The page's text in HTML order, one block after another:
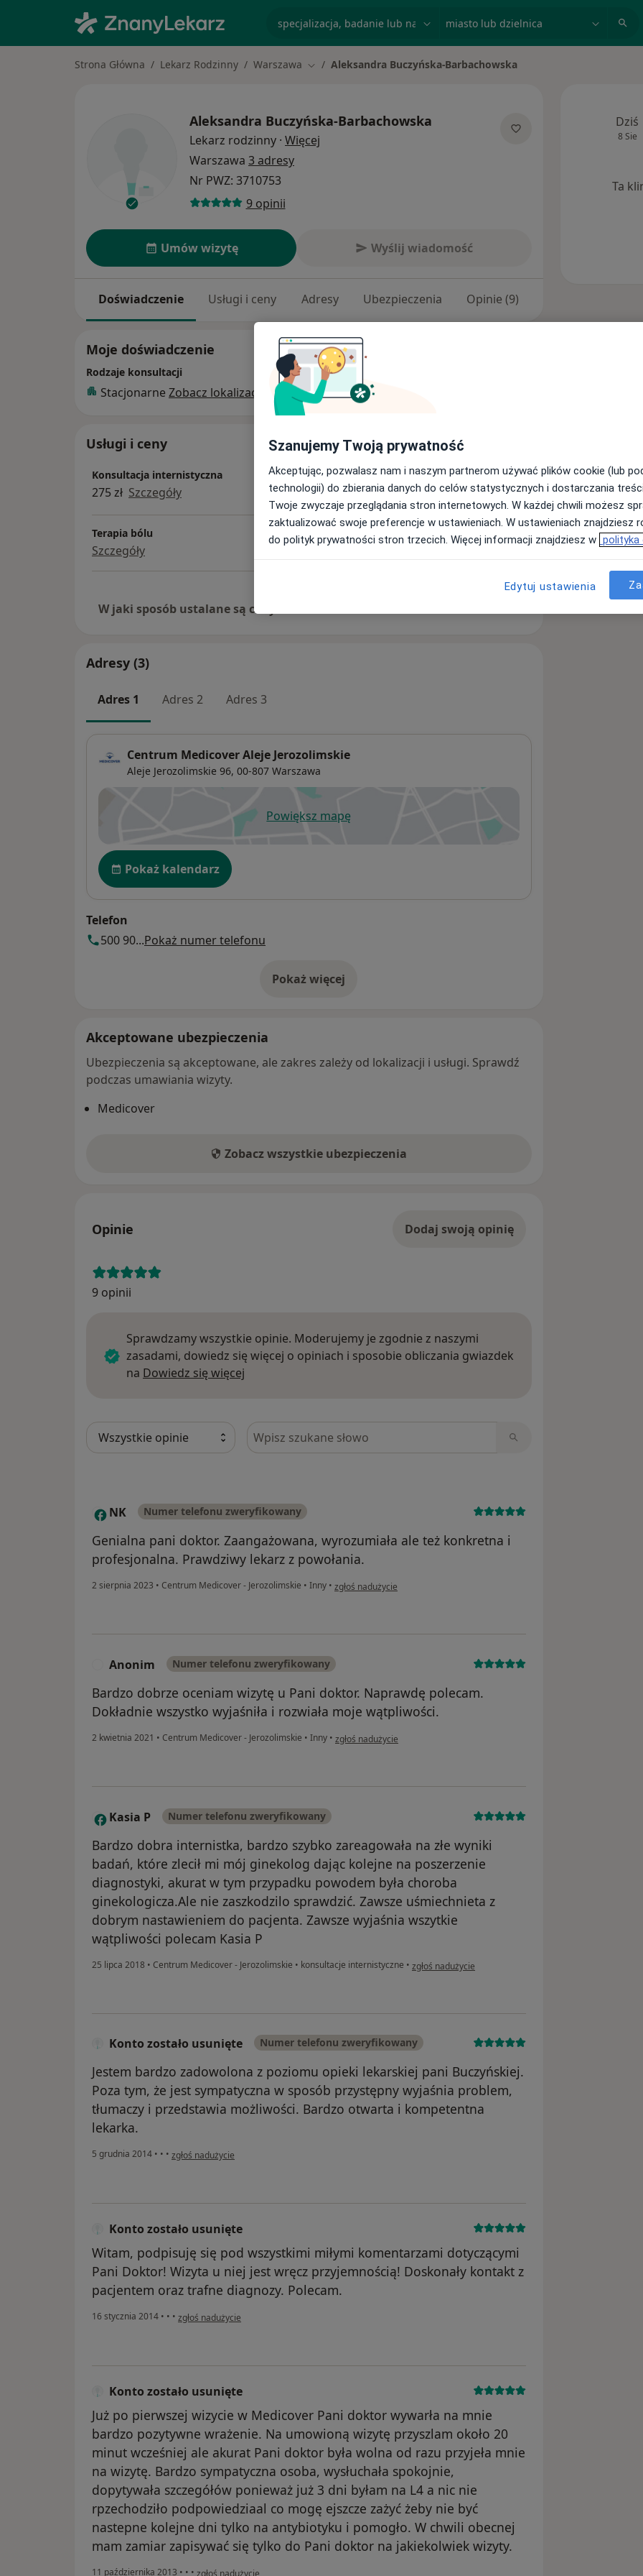
Strona Główna Lekarz Rodzinny Warszawa Zmień miasto
Aleksandra Buczyńska-Barbachowska
Aleksandra Buczyńska-Barbachowska
Lekarz rodzinny · Więcej
Warszawa 3 adresy
Nr PWZ: 3710753
9 opinii
Umów wizytę Wyślij wiadomość
Doświadczenie Usługi i ceny Adresy Ubezpieczenia Opinie (9)
Moje doświadczenie
Rodzaje konsultacji
Stacjonarne Zobacz lokalizacje (1)
Usługi i ceny
Konsultacja internistyczna
275 zł Szczegóły Umów wizytę
Terapia bólu
Szczegóły
W jaki sposób ustalane są ceny?
Adresy (3)
Adres 1 Adres 2 Adres 3
Centrum Medicover Aleje Jerozolimskie
Aleje Jerozolimskie 96, 00-807 Warszawa
Powiększ mapęotwiera się w nowej karcie
Dostępność
Pokaż kalendarz
Telefon
500 90...Pokaż numer telefonu
Pokaż więcej
o adresie
Akceptowane ubezpieczenia
Ubezpieczenia są akceptowane, ale zakres zależy od lokalizacji i usługi. Sprawdź
podczas umawiania wizyty.
Medicover
Zobacz wszystkie ubezpieczenia
Opinie Dodaj swoją opinię
9 opinii
Sprawdzamy wszystkie opinie. Moderujemy je zgodnie z naszymi
zasadami, dowiedz się więcej o opiniach i sposobie obliczania gwiazdek
na Dowiedz się więcej
Szukaj w opiniach
N NK Numer telefonu zweryfikowany
Genialna pani doktor. Zaangażowana, wyrozumiała ale też konkretna i
profesjonalna. Prawdziwy lekarz z powołania.
2 sierpnia 2023 • Centrum Medicover - Jerozolimskie • Inny • w opinii użytkownika NK
zgłoś nadużycie
Anonim Numer telefonu zweryfikowany
Bardzo dobrze oceniam wizytę u Pani doktor. Naprawdę polecam.
Dokładnie wszystko wyjaśniła i rozwiała moje wątpliwości.
2 kwietnia 2021 • Centrum Medicover - Jerozolimskie • Inny • w opinii użytkownika Anonim
zgłoś nadużycie
K Kasia P Numer telefonu zweryfikowany
Bardzo dobra internistka, bardzo szybko zareagowała na złe wyniki
badań, które zlecił mi mój ginekolog dając kolejne na poszerzenie
diagnostyki, akurat w tym przypadku powodem była choroba
ginekologicza.Ale nie zaszkodzilo sprawdzić. Zawsze uśmiechnieta z
dobrym nastawieniem do pacjenta. Zawsze wyjaśnia wszytkie
wątpliwości polecam Kasia P
25 lipca 2018 • Centrum Medicover - Jerozolimskie • konsultacje internistyczne • w opinii użytkownika Kasia P
zgłoś nadużycie
Konto zostało usunięte Numer telefonu zweryfikowany
Jestem bardzo zadowolona z poziomu opieki lekarskiej pani Buczyńskiej.
Poza tym, że jest sympatyczna w sposób przystępny wyjaśnia problem,
tłumaczy i przedstawia możliwości. Bardzo otwarta i kompetentna
lekarka.
5 grudnia 2014 • • • w opinii użytkownika Konto zostało usunięte
zgłoś nadużycie
Konto zostało usunięte
Witam, podpisuję się pod wszystkimi miłymi komentarzami dotyczącymi
Pani Doktor! Wizyta u niej jest wręcz przyjemnością! Doskonały kontakt z
pacjentem oraz trafne diagnozy. Polecam.
16 stycznia 2014 • • • w opinii użytkownika Konto zostało usunięte
zgłoś nadużycie
Konto zostało usunięte
Już po pierwszej wizycie w Medicover Pani doktor wywarła na mnie
bardzo pozytywne wrażenie. Na umowioną wizytę przyszlam około 20
minut wcześniej ale akurat Pani doktor była wolna od razu przyjeła mnie
na wizytę. Bardzo sympatyczna osoba, wysłuchała spokojnie,
dopytywała szczegółów ponieważ już 3 dni byłam na L4 a nic nie
rpzechodziło podpowiedziaal co mogę ejszcze zażyć żeby nie być
nastepne kolejne dni tylko na antybiotyku i pomogło. W chwili obecnej
mam zamiar zapisywać się tylko do Pani doktor na jakiekolwiek wizyty.
11 października 2013 • • • w opinii użytkownika Konto zostało usunięte
Dziś
8 Sie
Ta
Szanujemy Twoją prywatność
Akceptując, pozwalasz nam i naszym partnerom używać plików cookie (lub
technologii) do zbierania danych do celów statystycznych i dostarczania
Twoje zwyczaje przeglądania stron internetowych. W każdej chwili możesz
zaktualizować swoje preferencje w ustawieniach. W ustawieniach znajdziesz
do polityk prywatności stron trzecich. Więcej informacji znajdziesz w polityka
Edytuj ustawienia